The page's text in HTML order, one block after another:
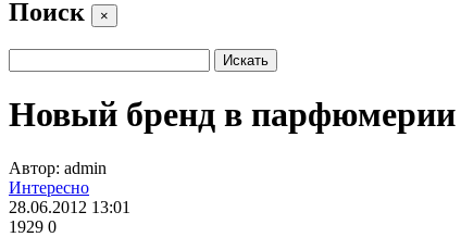
Поиск ×
Новый бренд в парфюмерии
Автор: admin
Интересно
28.06.2012 13:01
1929 0